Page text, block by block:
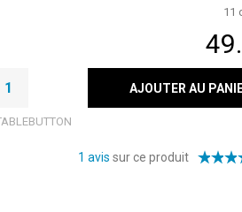
11
AJOUTER AU
1avis sur ce produit